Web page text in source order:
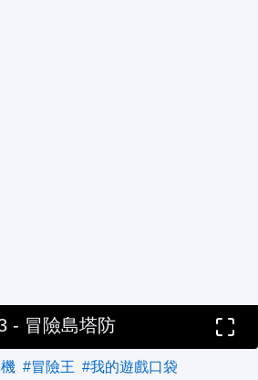
- 冒險島塔防
#冒險王 #我的遊戲口袋